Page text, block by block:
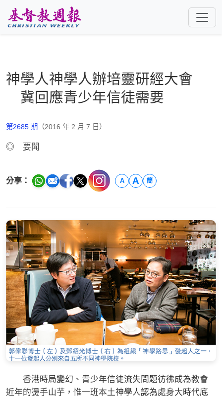
神學人神學人辦培靈研經大會
冀回應青少年信徒需要
第2685 期 （2016 年 2 月 7 日）
◎ 要聞
分享： A A 簡
香港時局變幻、青少年信徒流失問題彷彿成為教會
近年的燙手山芋，惟一班本土神學人認為處身大時代底